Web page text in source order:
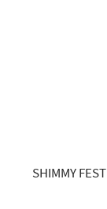
SHIMMY FEST